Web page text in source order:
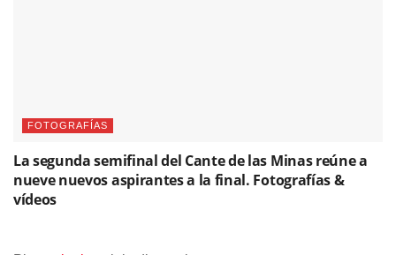
FOTOGRAFÍAS
La segunda semifinal del Cante de las Minas reúne a
nueve nuevos aspirantes a la final. Fotografías &
vídeos